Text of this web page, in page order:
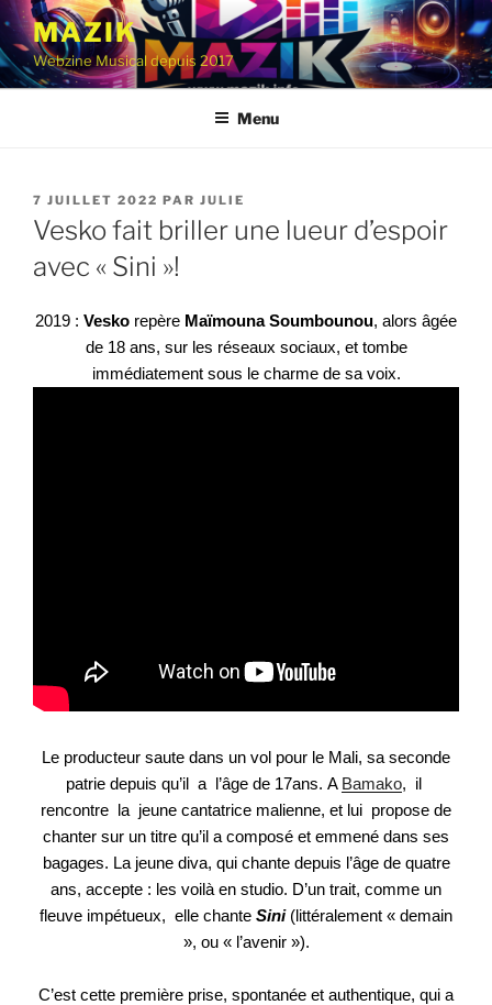
Aller
contenu
principal
MAZIK
Webzine Musical depuis 2017
Menu
PUBLIÉ
LE
7 JUILLET 2022 PAR JULIE
Vesko fait briller une lueur d’espoir
avec « Sini »!
2019 : Vesko repère Maïmouna Soumbounou, alors âgée
de 18 ans, sur les réseaux sociaux, et tombe
immédiatement sous le charme de sa voix.
Le producteur saute dans un vol pour le Mali, sa seconde
patrie depuis qu’il a l’âge de 17ans. A Bamako, il
rencontre la jeune cantatrice malienne, et lui propose de
chanter sur un titre qu’il a composé et emmené dans ses
bagages. La jeune diva, qui chante depuis l’âge de quatre
ans, accepte : les voilà en studio. D’un trait, comme un
fleuve impétueux, elle chante Sini (littéralement « demain
», ou « l’avenir »).
C’est cette première prise, spontanée et authentique, qui a